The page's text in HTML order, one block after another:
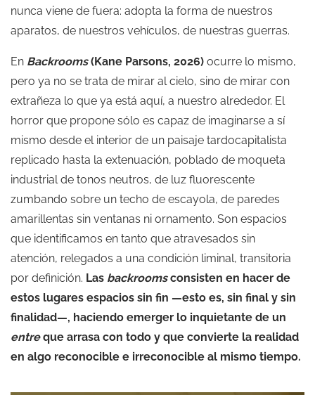
nunca viene de fuera: adopta la forma de nuestros
aparatos, de nuestros vehículos, de nuestras guerras.
En Backrooms(Kane Parsons, 2026) ocurre lo mismo,
pero ya no se trata de mirar al cielo, sino de mirar con
extrañeza lo que ya está aquí, a nuestro alrededor. El
horror que propone sólo es capaz de imaginarse a sí
mismo desde el interior de un paisaje tardocapitalista
replicado hasta la extenuación, poblado de moqueta
industrial de tonos neutros, de luz fluorescente
zumbando sobre un techo de escayola, de paredes
amarillentas sin ventanas ni ornamento. Son espacios
que identificamos en tanto que atravesados sin
atención, relegados a una condición liminal, transitoria
por definición. Las backroomsconsisten en hacer de
estos lugares espacios sin fin —esto es, sin final y sin
finalidad—, haciendo emerger lo inquietante de un
entreque arrasa con todo y que convierte la realidad
en algo reconocible e irreconocible al mismo tiempo.